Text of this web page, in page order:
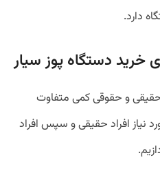
دارد.
خرید دستگاه پوز سیار
حقیقی و حقوقی کمی متفاوت
نیاز افراد حقیقی و سپس افراد